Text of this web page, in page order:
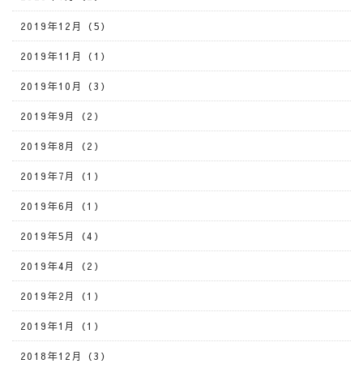
2019年12月（5）
2019年11月（1）
2019年10月（3）
2019年9月（2）
2019年8月（2）
2019年7月（1）
2019年6月（1）
2019年5月（4）
2019年4月（2）
2019年2月（1）
2019年1月（1）
2018年12月（3）